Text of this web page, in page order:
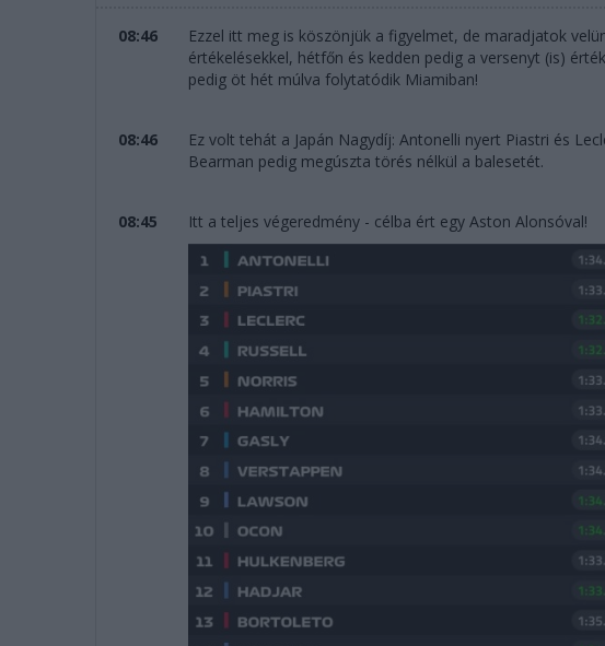
08:46
Ezzel itt meg is köszönjük a figyelmet, de maradjatok
értékelésekkel, hétfőn és kedden pedig a versenyt (is)
pedig öt hét múlva folytatódik Miamiban!
08:46
Ez volt tehát a Japán Nagydíj: Antonelli nyert Piastri és
Bearman pedig megúszta törés nélkül a balesetét.
08:45 Itt a teljes végeredmény - célba ért egy Aston Alonsóval!